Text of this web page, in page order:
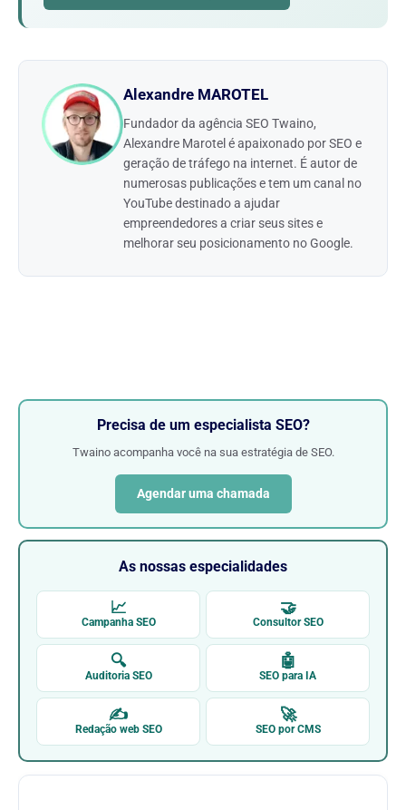
Alexandre MAROTEL
Fundador da agência SEO Twaino,
Alexandre Marotel é apaixonado por SEO e
geração de tráfego na internet. É autor de
numerosas publicações e tem um canal no
YouTube destinado a ajudar
empreendedores a criar seus sites e
melhorar seu posicionamento no Google.
Precisa de um especialista SEO?
Twaino acompanha você na sua estratégia de SEO.
Agendar uma chamada
As nossas especialidades
📈
Campanha SEO
🤝
Consultor SEO
🔍
Auditoria SEO
🤖
SEO para IA
✍
Redação web SEO
🚀
SEO por CMS